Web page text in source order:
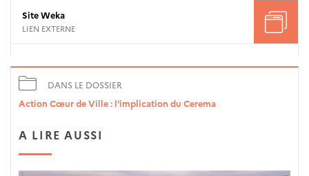
Site Weka
LIEN EXTERNE
DANS LE DOSSIER
Action Cœur de Ville : l'implication du Cerema
A LIRE AUSSI